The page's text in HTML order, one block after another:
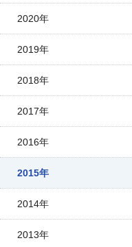
2020年
2019年
2018年
2017年
2016年
2015年
2014年
2013年